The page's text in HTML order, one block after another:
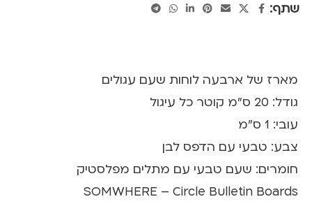
שתף:
מארז של ארבעה לוחות שעם עגולים
גודל: 20 ס"מ קוטר כל עיגול
עובי: 1 ס"מ
צבע: טבעי עם הדפס לבן
חומרים: שעם טבעי עם מתלים מפלסטיק
SOMWHERE – Circle Bulletin Boards